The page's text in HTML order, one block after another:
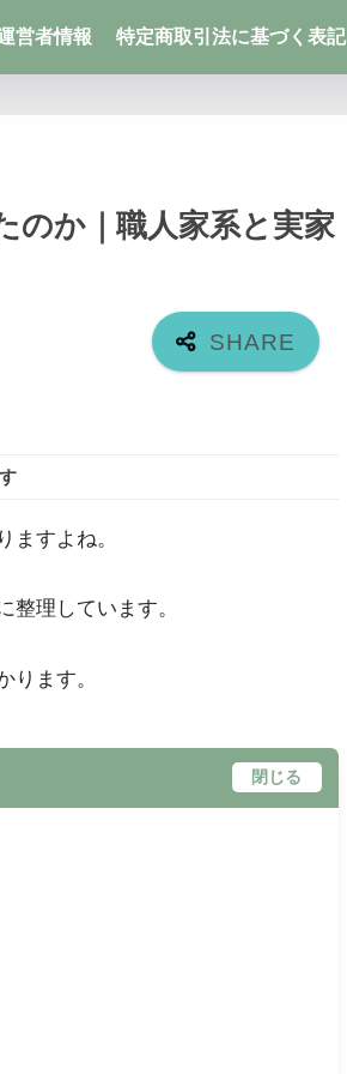
営者情報 特定商取引法に基づく表記
のか｜職人家系と実家
ますよね。
理しています。
ります。
閉じる